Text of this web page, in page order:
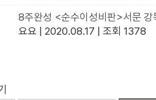
8주완성 <순수이성비판>서문 강
요요
2020.08.17 조회 1378